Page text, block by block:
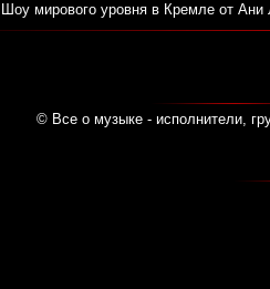
Шоу мирового уровня в Кремле от Ани
© Все о музыке - исполнители,